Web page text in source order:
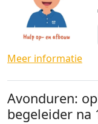
Meer informatie
Avonduren:
begeleider na